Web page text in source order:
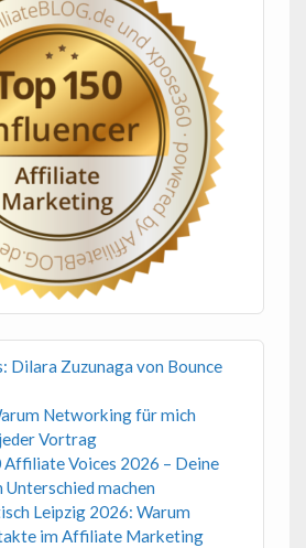
Dilara Zuzunaga von Bounce
Networking für mich
Vortrag
Affiliate Voices 2026 – Deine
Unterschied machen
Leipzig 2026: Warum
im Affiliate Marketing